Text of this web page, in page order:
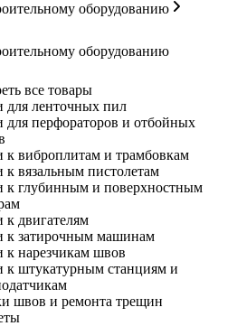
оборудованию
оборудованию
все товары
для ленточных пил
для перфораторов и отбойных
к виброплитам и трамбовкам
к вязальным пистолетам
к глубинным и поверхностным
к двигателям
к затирочным машинам
к нарезчикам швов
к штукатурным станциям и
швов и ремонта трещин